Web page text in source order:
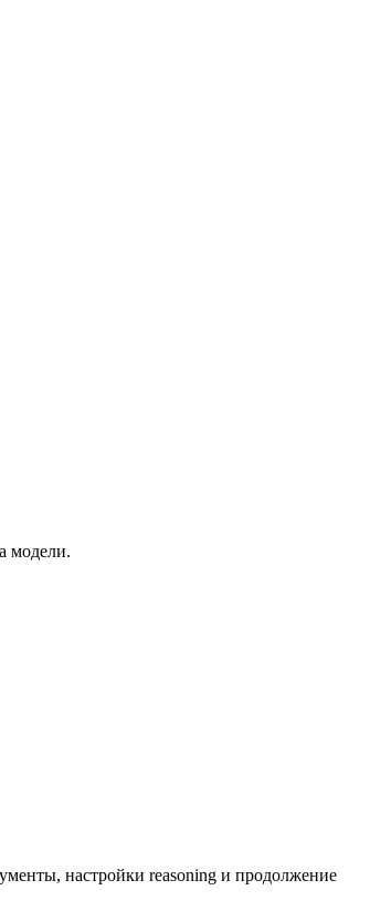
модели.
настройки reasoning и продолжение